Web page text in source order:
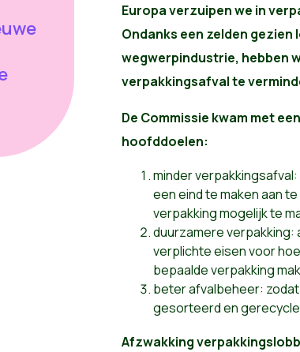
Europa verzuipen we in
Ondanks een zelden
wegwerpindustrie, hebben
verpakkingsafval te
De Commissie kwam met
hoofddoelen:
minder
een eind te maken aan
verpakking mogelijk te
duurzamere verpakking:
verplichte eisen voor
bepaalde verpakking
beter afvalbeheer:
gesorteerd en
Afzwakking